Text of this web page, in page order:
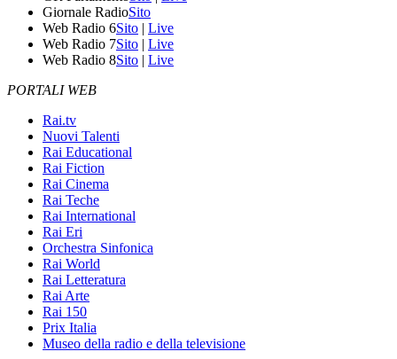
Giornale RadioSito
Web Radio 6Sito | Live
Web Radio 7Sito | Live
Web Radio 8Sito | Live
PORTALI WEB
Rai.tv
Nuovi Talenti
Rai Educational
Rai Fiction
Rai Cinema
Rai Teche
Rai International
Rai Eri
Orchestra Sinfonica
Rai World
Rai Letteratura
Rai Arte
Rai 150
Prix Italia
Museo della radio e della televisione